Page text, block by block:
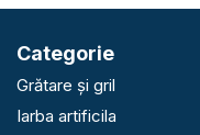
Categorie
Grătare și gril
Iarba artificila